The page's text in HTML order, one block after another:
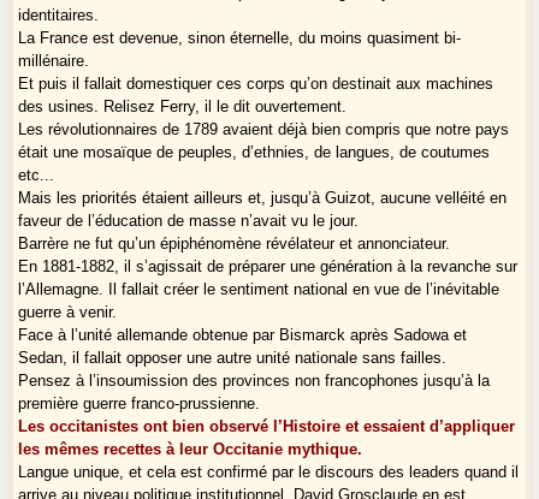
identitaires.
La France est devenue, sinon éternelle, du moins quasiment bi-
millénaire.
Et puis il fallait domestiquer ces corps qu’on destinait aux machines
des usines. Relisez Ferry, il le dit ouvertement.
Les révolutionnaires de 1789 avaient déjà bien compris que notre pays
était une mosaïque de peuples, d’ethnies, de langues, de coutumes
etc...
Mais les priorités étaient ailleurs et, jusqu’à Guizot, aucune velléité en
faveur de l’éducation de masse n’avait vu le jour.
Barrère ne fut qu’un épiphénomène révélateur et annonciateur.
En 1881-1882, il s’agissait de préparer une génération à la revanche sur
l’Allemagne. Il fallait créer le sentiment national en vue de l’inévitable
guerre à venir.
Face à l’unité allemande obtenue par Bismarck après Sadowa et
Sedan, il fallait opposer une autre unité nationale sans failles.
Pensez à l’insoumission des provinces non francophones jusqu’à la
première guerre franco-prussienne.
Les occitanistes ont bien observé l’Histoire et essaient d’appliquer
les mêmes recettes à leur Occitanie mythique.
Langue unique, et cela est confirmé par le discours des leaders quand il
arrive au niveau politique institutionnel, David Grosclaude en est